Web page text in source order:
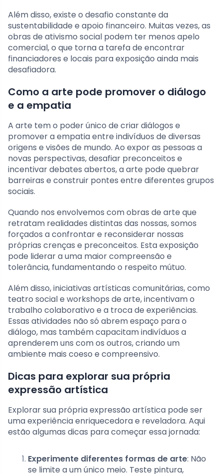
Além disso, existe o desafio constante da
sustentabilidade e apoio financeiro. Muitas vezes, as
obras de ativismo social podem ter menos apelo
comercial, o que torna a tarefa de encontrar
financiadores e locais para exposição ainda mais
desafiadora.
Como a arte pode promover o diálogo
e a empatia
A arte tem o poder único de criar diálogos e
promover a empatia entre indivíduos de diversas
origens e visões de mundo. Ao expor as pessoas a
novas perspectivas, desafiar preconceitos e
incentivar debates abertos, a arte pode quebrar
barreiras e construir pontes entre diferentes grupos
sociais.
Quando nos envolvemos com obras de arte que
retratam realidades distintas das nossas, somos
forçados a confrontar e reconsiderar nossas
próprias crenças e preconceitos. Esta exposição
pode liderar a uma maior compreensão e
tolerância, fundamentando o respeito mútuo.
Além disso, iniciativas artísticas comunitárias, como
teatro social e workshops de arte, incentivam o
trabalho colaborativo e a troca de experiências.
Essas atividades não só abrem espaço para o
diálogo, mas também capacitam indivíduos a
aprenderem uns com os outros, criando um
ambiente mais coeso e compreensivo.
Dicas para explorar sua própria
expressão artística
Explorar sua própria expressão artística pode ser
uma experiência enriquecedora e reveladora. Aqui
estão algumas dicas para começar essa jornada:
Experimente diferentes formas de arte: Não
se limite a um único meio. Teste pintura,